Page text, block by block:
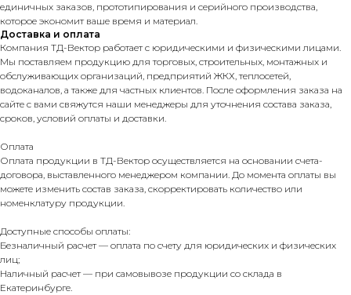
единичных заказов, прототипирования и серийного производства,
которое экономит ваше время и материал.
Доставка и оплата
Компания ТД-Вектор работает с юридическими и физическими лицами.
Мы поставляем продукцию для торговых, строительных, монтажных и
обслуживающих организаций, предприятий ЖКХ, теплосетей,
водоканалов, а также для частных клиентов. После оформления заказа на
сайте с вами свяжутся наши менеджеры для уточнения состава заказа,
сроков, условий оплаты и доставки.
Оплата
Оплата продукции в ТД-Вектор осуществляется на основании счета-
договора, выставленного менеджером компании. До момента оплаты вы
можете изменить состав заказа, скорректировать количество или
номенклатуру продукции.
Доступные способы оплаты:
Безналичный расчет — оплата по счету для юридических и физических
лиц;
Наличный расчет — при самовывозе продукции со склада в
Екатеринбурге.